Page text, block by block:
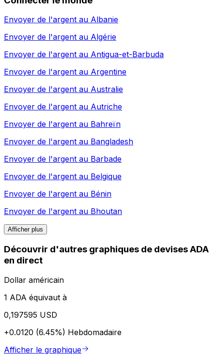
Envoyer de l'argent au Albanie
Envoyer de l'argent au Algérie
Envoyer de l'argent au Antigua-et-Barbuda
Envoyer de l'argent au Argentine
Envoyer de l'argent au Australie
Envoyer de l'argent au Autriche
Envoyer de l'argent au Bahreïn
Envoyer de l'argent au Bangladesh
Envoyer de l'argent au Barbade
Envoyer de l'argent au Belgique
Envoyer de l'argent au Bénin
Envoyer de l'argent au Bhoutan
Afficher plus
Découvrir d'autres graphiques de devises ADA
en direct
Dollar américain
1 ADA équivaut à
0,197595 USD
+0.0120 (6.45%) Hebdomadaire
Afficher le graphique